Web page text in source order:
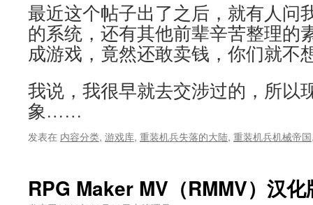
最近这个帖子出了之后，就有人问
的系统，还有其他前辈辛苦整理的
成游戏，竟然还敢卖钱，你们就不
我说，我很早就去交涉过的，所以
象……
发表在 内容分类, 游戏库, 重装机兵失落的大陆, 重装机兵机械帝国
RPG Maker MV（RMMV）汉化